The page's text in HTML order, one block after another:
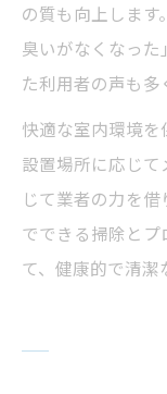
の質も向上します
臭いがなくなっ
た利用者の声も多
快適な室内環境
設置場所に応じ
じて業者の力を
でできる掃除と
て、健康的で清潔